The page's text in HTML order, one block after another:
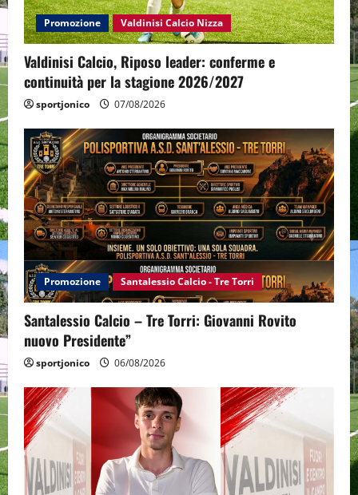
Promozione Valdinisi Calcio Nizza
Valdinisi Calcio, Riposo leader: conferme e
continuità per la stagione 2026/2027
sportjonico 07/08/2026
Promozione Santalessio Calcio - Tre Torri
Santalessio Calcio – Tre Torri: Giovanni Rovito
nuovo Presidente”
sportjonico 06/08/2026